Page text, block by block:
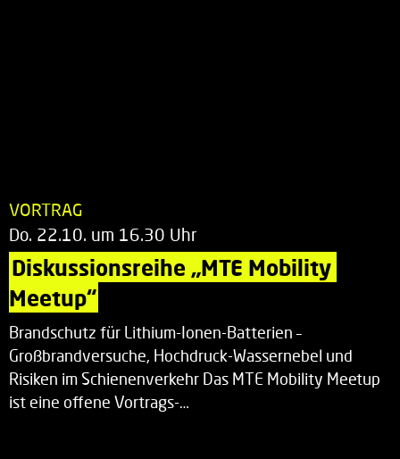
VORTRAG
Do. 22.10. um 16.30 Uhr
Diskussionsreihe „MTE Mobility
Meetup“
Brandschutz für Lithium-Ionen-Batterien –
Großbrandversuche, Hochdruck-Wassernebel und
Risiken im Schienenverkehr Das MTE Mobility Meetup
ist eine offene Vortrags-…